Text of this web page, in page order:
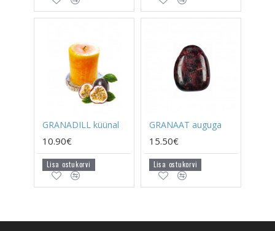
GRANADILL küünal
10.90€
Lisa ostukorvi
GRANAAT auguga
15.50€
Lisa ostukorvi